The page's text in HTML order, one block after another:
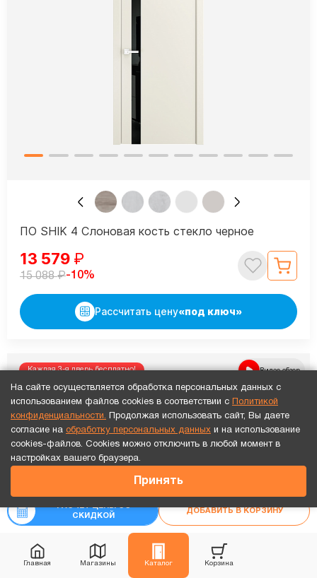
Главная Магазины Каталог Корзина
Точный расчет за 10 минут по СМС или телефону!
РАСЧЕТ ЦЕНЫ СО
СКИДКОЙ
ДОБАВИТЬ В КОРЗИНУ
ПО SHIK 4 Слоновая кость стекло черное
13 579 ₽
15 088₽-10%
Рассчитать цену«под ключ»
Каждая 3-я дверь бесплатно! Видео обзор
На сайте осуществляется обработка персональных данных с
использованием файлов cookies в соответствии с
Политикой
конфиденциальности. Продолжая использовать сайт, Вы даете
согласие на обработку персональных данных и на использование
cookies-файлов. Cookies можно отключить в любой момент в
настройках вашего браузера.
Принять